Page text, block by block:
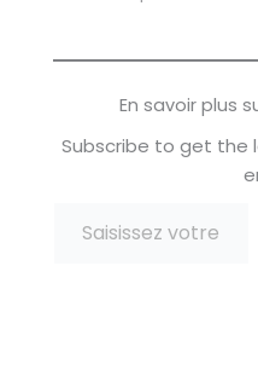
du doigt! Il est
le sommes tous...
nous sommes
uniques! Et je trouve
dans nos écoles qui…
En savoir plus
Subscribe to get